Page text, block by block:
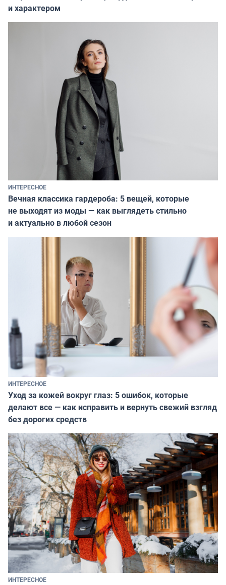
и характером
ИНТЕРЕСНОЕ
Вечная классика гардероба: 5 вещей, которые
не выходят из моды — как выглядеть стильно
и актуально в любой сезон
ИНТЕРЕСНОЕ
Уход за кожей вокруг глаз: 5 ошибок, которые
делают все — как исправить и вернуть свежий взгляд
без дорогих средств
ИНТЕРЕСНОЕ